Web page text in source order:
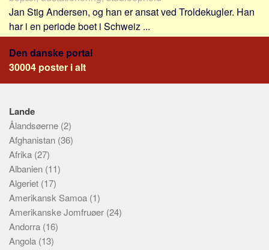
Statistik
Praktisk
Alle
Meta
Emner
Skribenter
Personer
Steder
Kilder
Om
Webstedet
Jan Stig Andersen, og han er ansat ved Troldekugler. Han
har i en periode boet i Schweiz ...
Den danske portal
30004 poster i alt
Lande
Ålandsøerne (2)
Afghanistan (36)
Afrika (27)
Albanien (11)
Algeriet (17)
Amerikansk Samoa (1)
Amerikanske Jomfruøer (24)
Andorra (16)
Angola (13)